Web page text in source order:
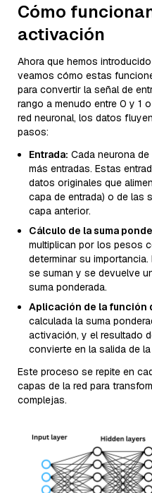
Cómo
activación
Ahora que hemos
veamos cómo estas
para convertir la señal de
rango a menudo entre 0 y 1
red neuronal, los datos
pasos:
Entrada: Cada neurona
más entradas. Estas
datos originales que
capa de entrada) o de las
capa anterior.
Cálculo de la suma
multiplican por los pesos
determinar su
se suman y se devuelve
suma ponderada.
Aplicación de la función
calculada la suma
activación, y el resultado
convierte en la salida de
Este proceso se repite en
capas de la red para
complejas.